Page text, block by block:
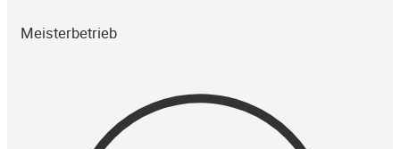
Meisterbetrieb